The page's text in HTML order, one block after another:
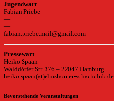
Jugendwart
Fabian Priebe
—
—
fabian.priebe.mail@gmail.com
Pressewart
Heiko Spaan
Walddörfer Str. 376 – 22047 Hamburg
heiko.spaan(at)elmshorner-schachclub.de
Bevorstehende Veranstaltungen